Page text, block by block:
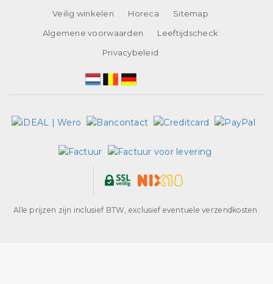
Veilig winkelen
Horeca
Sitemap
Algemene voorwaarden
Leeftijdscheck
Privacybeleid
Alle prijzen zijn inclusief BTW, exclusief eventuele verzendkosten.